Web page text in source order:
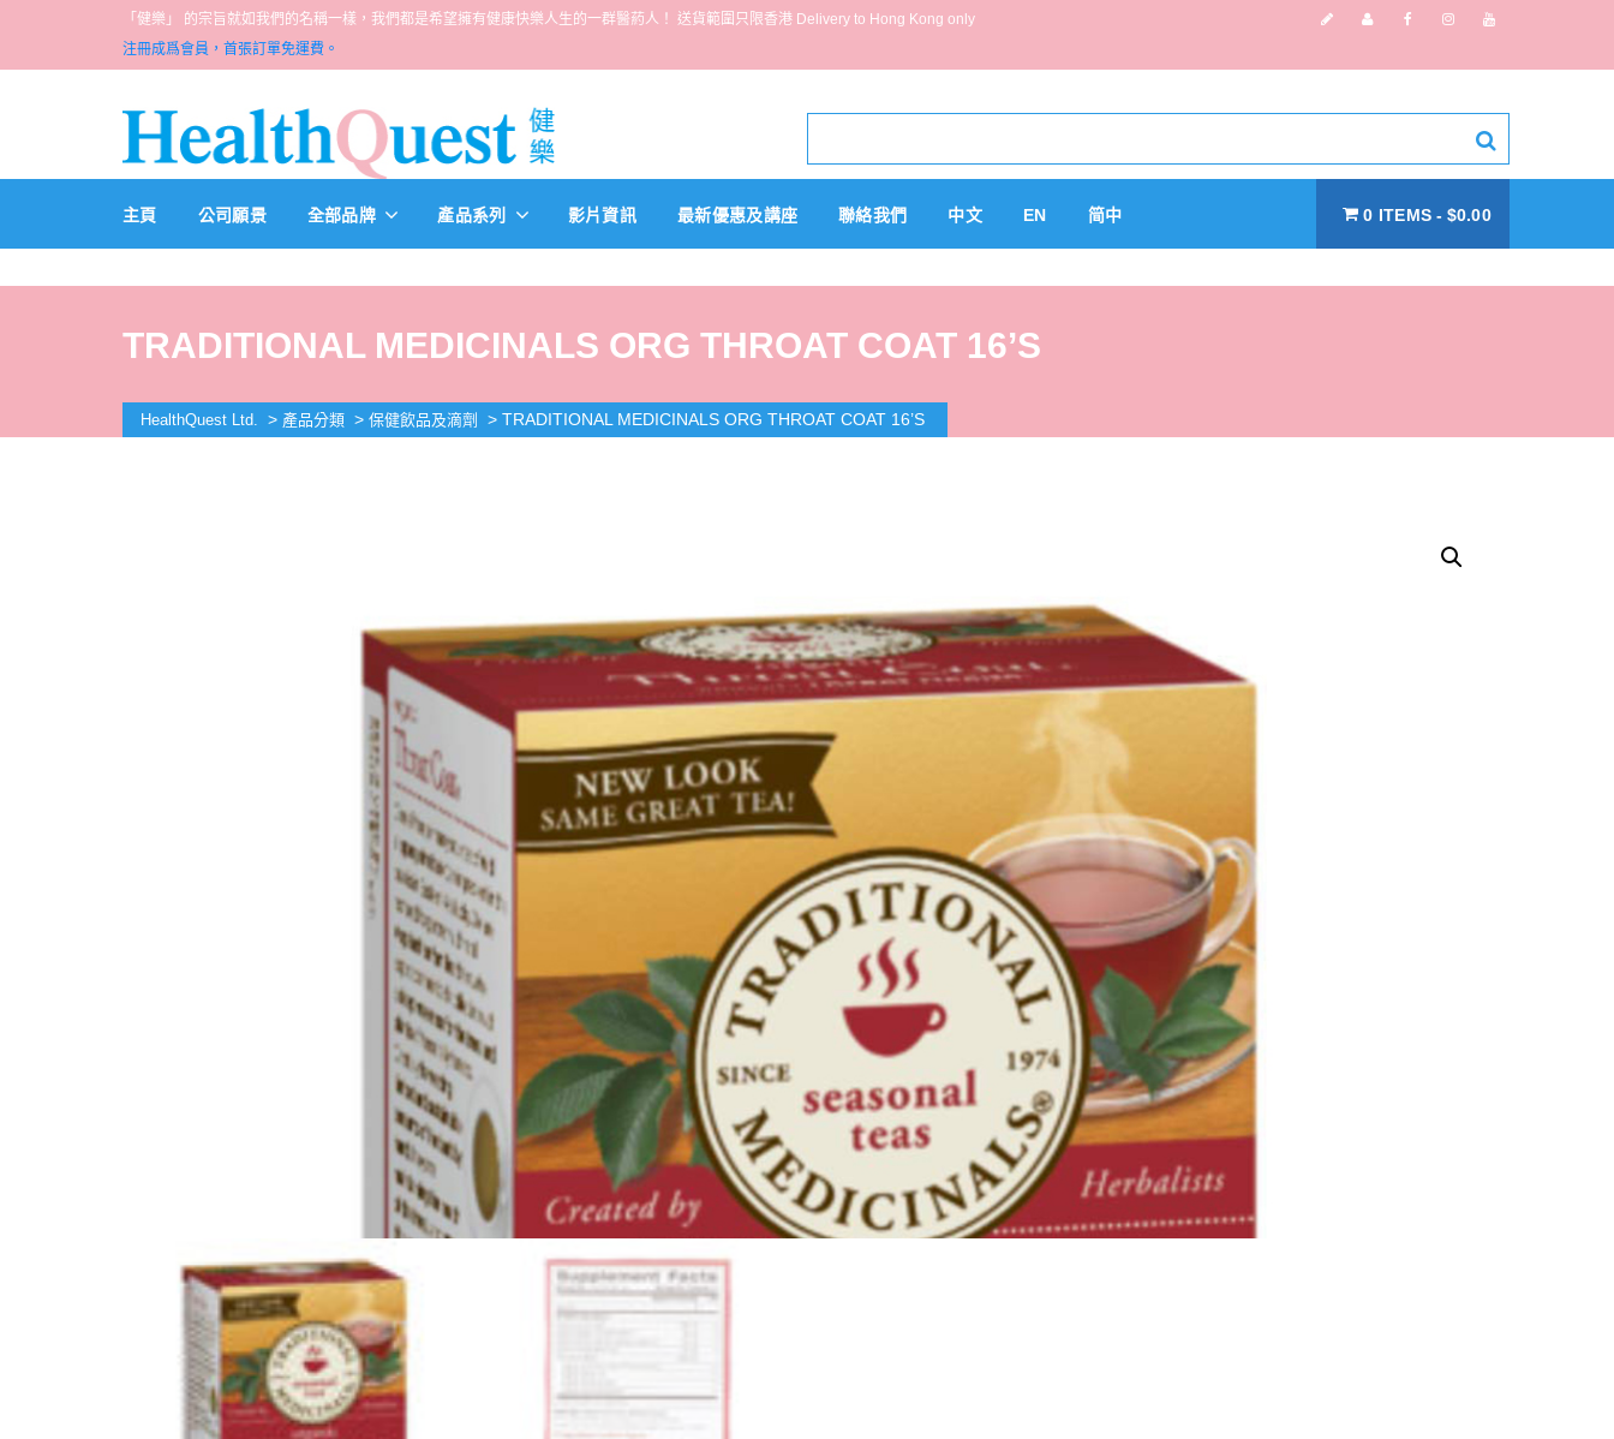
「健樂」 的宗旨就如我們的名稱一樣，我們都是希望擁有健康快樂人生的一群醫葯人！ 送貨範圍只限香港 Delivery to Hong Kong only
注冊成爲會員，首張訂單免運費。
主頁 公司願景 全部品牌 產品系列 影片資訊 最新優惠及講座 聯絡我們 中文 EN 简中 0 ITEMS $0.00
TRADITIONAL MEDICINALS ORG THROAT COAT 16’S
HealthQuest Ltd. > 產品分類 > 保健飲品及滴劑 > TRADITIONAL MEDICINALS ORG THROAT COAT 16’S